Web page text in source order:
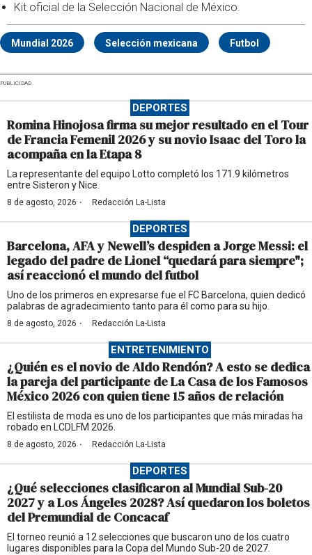
Kit oficial de la Selección Nacional de México.
Mundial 2026 Selección mexicana Futbol
PUBLICIDAD
DEPORTES
Romina Hinojosa firma su mejor resultado en el Tour
de Francia Femenil 2026 y su novio Isaac del Toro la
acompaña en la Etapa 8
La representante del equipo Lotto completó los 171.9 kilómetros
entre Sisteron y Nice.
8 de agosto, 2026 · Redacción La-Lista
DEPORTES
Barcelona, AFA y Newell’s despiden a Jorge Messi: el
legado del padre de Lionel “quedará para siempre";
así reaccionó el mundo del futbol
Uno de los primeros en expresarse fue el FC Barcelona, quien dedicó
palabras de agradecimiento tanto para él como para su hijo.
8 de agosto, 2026 · Redacción La-Lista
ENTRETENIMIENTO
¿Quién es el novio de Aldo Rendón? A esto se dedica
la pareja del participante de La Casa de los Famosos
México 2026 con quien tiene 15 años de relación
El estilista de moda es uno de los participantes que más miradas ha
robado en LCDLFM 2026.
8 de agosto, 2026 · Redacción La-Lista
DEPORTES
¿Qué selecciones clasificaron al Mundial Sub-20
2027 y a Los Ángeles 2028? Así quedaron los boletos
del Premundial de Concacaf
El torneo reunió a 12 selecciones que buscaron uno de los cuatro
lugares disponibles para la Copa del Mundo Sub-20 de 2027.